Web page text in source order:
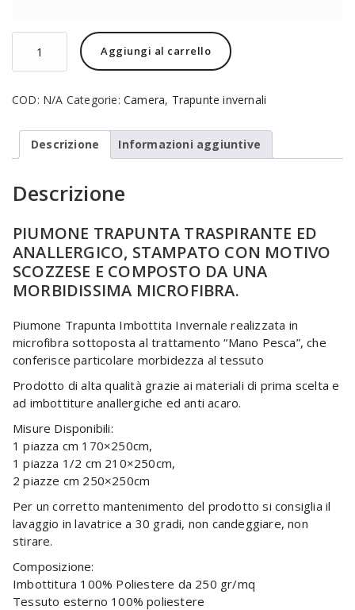
SCOZZESE
IN
quantità
Aggiungi al carrello
COD: N/A Categorie:Camera, Trapunte invernali
Descrizione Informazioni aggiuntive
Descrizione
PIUMONE TRAPUNTA TRASPIRANTE ED
ANALLERGICO, STAMPATO CON MOTIVO
SCOZZESE E COMPOSTO DA UNA
MORBIDISSIMA MICROFIBRA.
Piumone Trapunta Imbottita Invernale realizzata in
microfibra sottoposta al trattamento “Mano Pesca”, che
conferisce particolare morbidezza al tessuto
Prodotto di alta qualità grazie ai materiali di prima scelta e
ad imbottiture anallergiche ed anti acaro.
Misure Disponibili:
1 piazza cm 170×250cm,
1 piazza 1/2 cm 210×250cm,
2 piazze cm 250×250cm
Per un corretto mantenimento del prodotto si consiglia il
lavaggio in lavatrice a 30 gradi, non candeggiare, non
stirare.
Composizione:
Imbottitura 100% Poliestere da 250 gr/mq
Tessuto esterno 100% poliestere